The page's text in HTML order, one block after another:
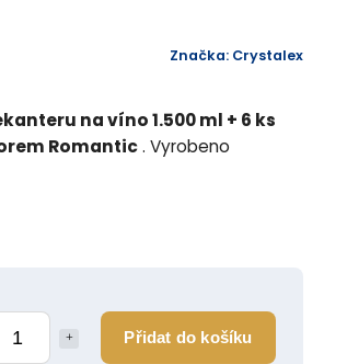
Přidat do košíku
Značka: Crystalex
na víno 1.500 ml + 6 ks
Romantic. Vyrobeno